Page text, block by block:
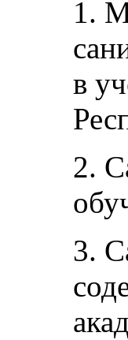
1.
в
2.
3.